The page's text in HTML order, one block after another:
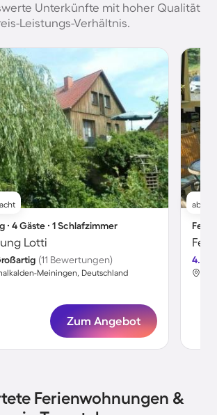
Unterkünfte mit hoher Qualität
Leistungs-Verhältnis.
∙ 4 Gäste ∙ 1 Schlafzimmer
Lotti
(11 Bewertungen)
Meiningen, Deutschland
Zum Angebot
ab
4.6
Ferienwohnungen &